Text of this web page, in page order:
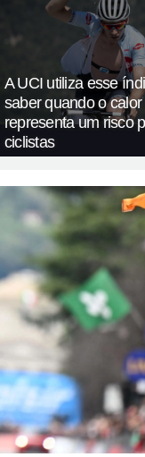
A UCI utiliza esse
saber quando o calor
representa um risco
ciclistas